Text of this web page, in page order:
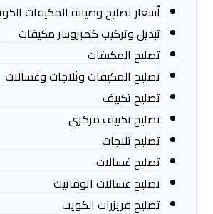
أسعار تصليح وصيانة المكيفات
تبديل وتركيب كمبروسر مكيفات
تصليح المكيفات
تصليح المكيفات وثلاجات وغسالات
تصليح تكييف
تصليح تكييف مركزي
تصليح ثلاجات
تصليح غسالات
تصليح غسالات اتوماتيك
تصليح فريزرات الكويت